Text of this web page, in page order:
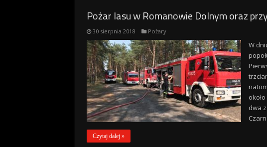
Pożar lasu w Romanowie Dolnym oraz
30 sierpnia 2018 Pożary
W
dwa
Czytaj dalej »